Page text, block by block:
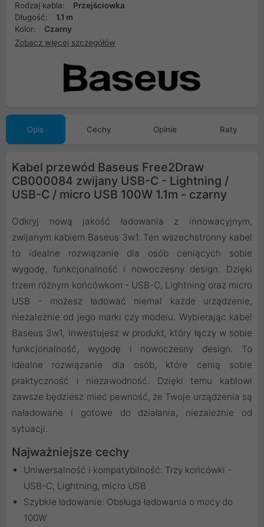
Rodzaj kabla:
Przejściowka
Długość:
1.1 m
Kolor:
Czarny
Zobacz więcej szczegółów
Opis Cechy Opinie Raty
Kabel przewód Baseus Free2Draw
CB000084 zwijany USB-C - Lightning /
USB-C / micro USB 100W 1.1m - czarny
Odkryj nową jakość ładowania z innowacyjnym,
zwijanym kablem Baseus 3w1. Ten wszechstronny kabel
to idealne rozwiązanie dla osób ceniących sobie
wygodę, funkcjonalność i nowoczesny design. Dzięki
trzem różnym końcówkom - USB-C, Lightning oraz micro
USB - możesz ładować niemal każde urządzenie,
niezależnie od jego marki czy modelu. Wybierając kabel
Baseus 3w1, inwestujesz w produkt, który łączy w sobie
funkcjonalność, wygodę i nowoczesny design. To
idealne rozwiązanie dla osób, które cenią sobie
praktyczność i niezawodność. Dzięki temu kablowi
zawsze będziesz mieć pewność, że Twoje urządzenia są
naładowane i gotowe do działania, niezależnie od
sytuacji.
Najważniejsze cechy
Uniwersalność i kompatybilność: Trzy końcówki -
USB-C, Lightning, micro USB
Szybkie ładowanie: Obsługa ładowania o mocy do
100W